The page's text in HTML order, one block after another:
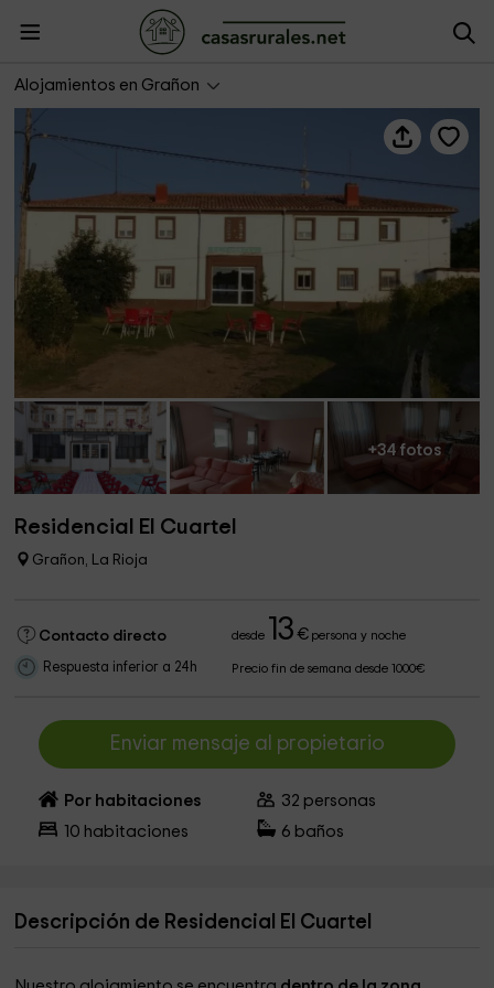
Alojamientos en Grañon
Residencial El Cuartel
+34 fotos
Residencial El Cuartel
Grañon, La Rioja
Contacto directo desde 13 €persona y noche
Respuesta inferior a 24h Precio fin de semana desde 1000€
Enviar mensaje al propietario
Por habitaciones 32 personas
10 habitaciones 6 baños
Descripción de Residencial El Cuartel